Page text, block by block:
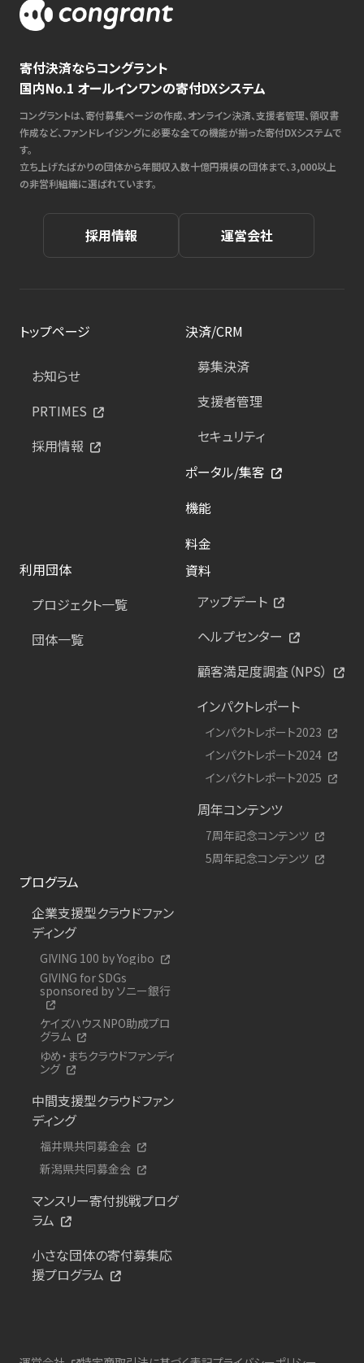
寄付決済ならコングラント
国内No.1 オールインワンの寄付DXシステム
コングラントは、寄付募集ページの作成、オンライン決済、支援者管理、領収書
作成など、ファンドレイジングに必要な全ての機能が揃った寄付DXシステムで
す。
立ち上げたばかりの団体から年間収入数十億円規模の団体まで、3,000以上
の非営利組織に選ばれています。
採用情報 運営会社
トップページ
お知らせ
PRTIMES
採用情報
決済/CRM
募集決済
支援者管理
セキュリティ
ポータル/集客
機能
料金
利用団体
プロジェクト一覧
団体一覧
資料
アップデート
ヘルプセンター
顧客満足度調査（NPS）
インパクトレポート
インパクトレポート2023
インパクトレポート2024
インパクトレポート2025
周年コンテンツ
7周年記念コンテンツ
5周年記念コンテンツ
プログラム
企業支援型クラウドファン
ディング
GIVING 100 by Yogibo
GIVING for SDGs
sponsored by ソニー銀行
ケイズハウスNPO助成プロ
グラム
ゆめ・まちクラウドファンディ
ング
中間支援型クラウドファン
ディング
福井県共同募金会
新潟県共同募金会
マンスリー寄付挑戦プログ
ラム
小さな団体の寄付募集応
援プログラム